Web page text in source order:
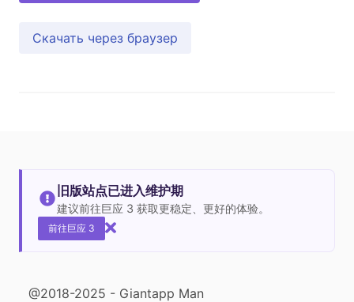
Скачать через браузер
旧版站点已进入维护期
建议前往巨应 3 获取更稳定、更好的体验。
前往巨应 3
@2018-2025 - Giantapp Man